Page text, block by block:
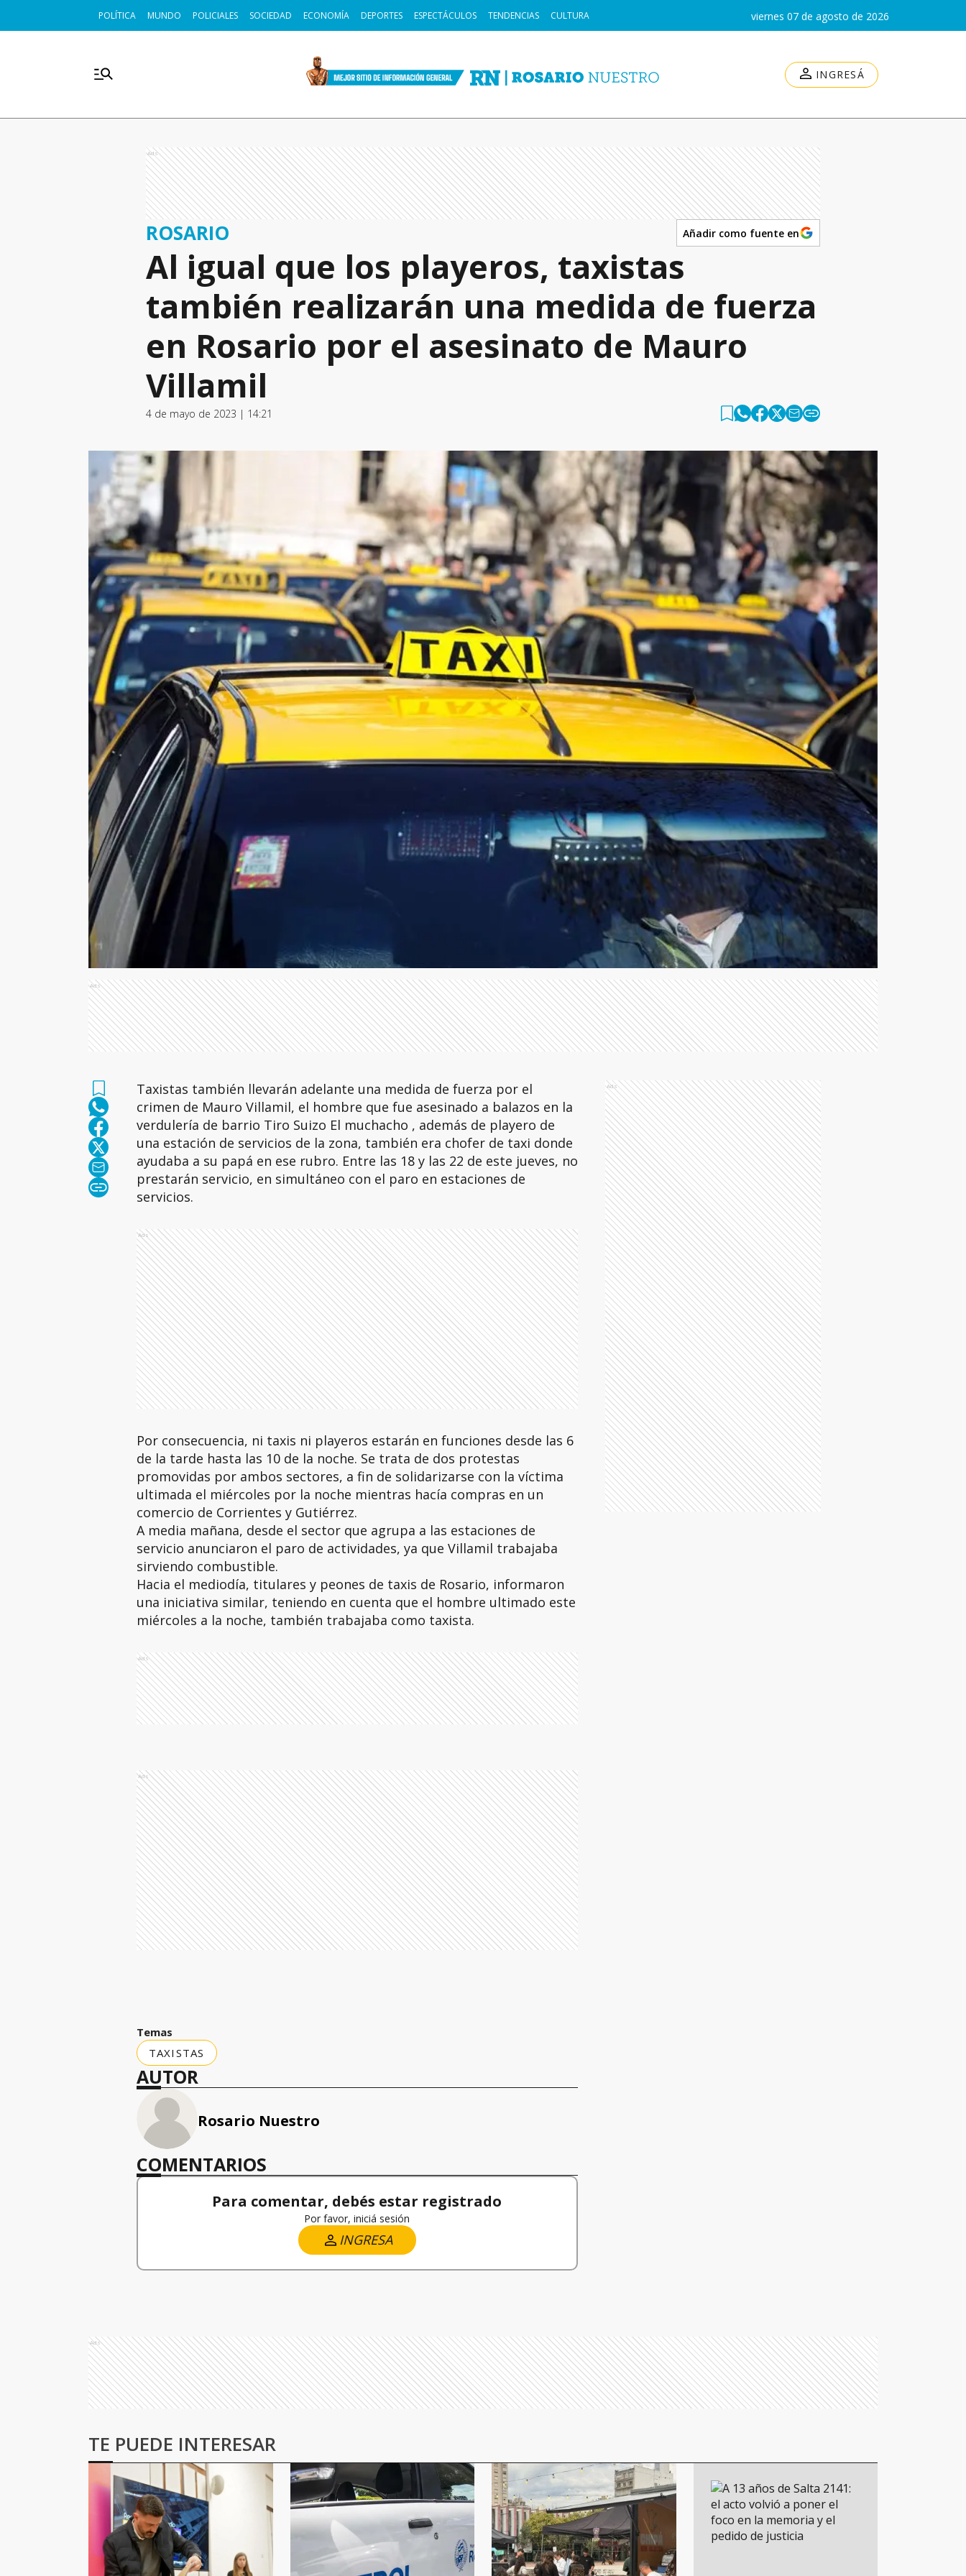
POLÍTICA MUNDO POLICIALES SOCIEDAD ECONOMÍA DEPORTES ESPECTÁCULOS TENDENCIAS CULTURA viernes 07 de agosto de 2026
INGRESÁ
Ads
ROSARIO Añadir como fuente en
Al igual que los playeros, taxistas
también realizarán una medida de fuerza
en Rosario por el asesinato de Mauro
Villamil
4 de mayo de 2023 | 14:21
Ads
Taxistas también llevarán adelante una medida de fuerza por el
crimen de Mauro Villamil, el hombre que fue asesinado a balazos en la
verdulería de barrio Tiro Suizo El muchacho , además de playero de
una estación de servicios de la zona, también era chofer de taxi donde
ayudaba a su papá en ese rubro. Entre las 18 y las 22 de este jueves, no
prestarán servicio, en simultáneo con el paro en estaciones de
servicios.
Ads
Por consecuencia, ni taxis ni playeros estarán en funciones desde las 6
de la tarde hasta las 10 de la noche. Se trata de dos protestas
promovidas por ambos sectores, a fin de solidarizarse con la víctima
ultimada el miércoles por la noche mientras hacía compras en un
comercio de Corrientes y Gutiérrez.
A media mañana, desde el sector que agrupa a las estaciones de
servicio anunciaron el paro de actividades, ya que Villamil trabajaba
sirviendo combustible.
Hacia el mediodía, titulares y peones de taxis de Rosario, informaron
una iniciativa similar, teniendo en cuenta que el hombre ultimado este
miércoles a la noche, también trabajaba como taxista.
Ads
Ads
Temas
TAXISTAS
AUTOR
Rosario Nuestro
COMENTARIOS
Para comentar, debés estar registrado
Por favor, iniciá sesión
INGRESA
Ads
Ads
TE PUEDE INTERESAR